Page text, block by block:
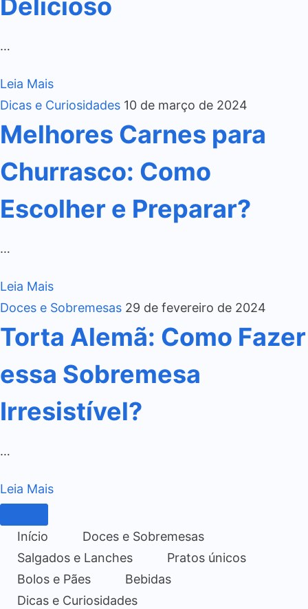
Delicioso
…
Leia Mais
Dicas e Curiosidades 10 de março de 2024
Melhores Carnes para
Churrasco: Como
Escolher e Preparar?
…
Leia Mais
Doces e Sobremesas 29 de fevereiro de 2024
Torta Alemã: Como Fazer
essa Sobremesa
Irresistível?
…
Leia Mais
Início
Doces e Sobremesas
Salgados e Lanches
Pratos únicos
Bolos e Pães
Bebidas
Dicas e Curiosidades